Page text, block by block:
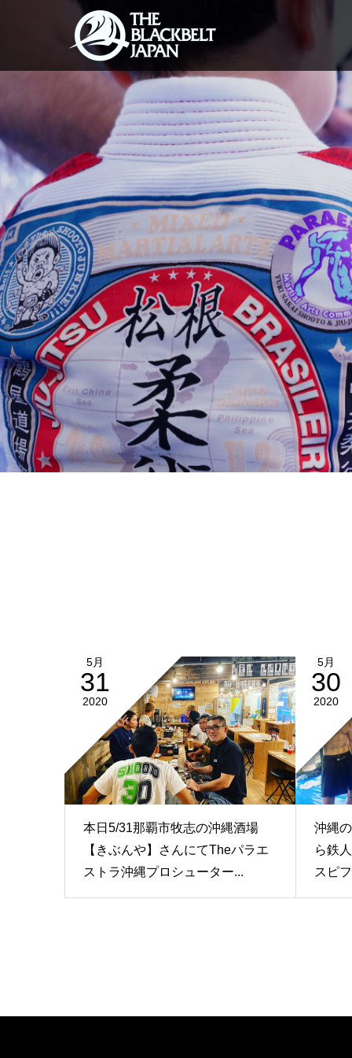
5月
31
2020
本日5/31那覇市牧志の沖縄酒場
【きぶんや】さんにてTheパラエ
ストラ沖縄プロシューター...
5月
30
2020
沖縄
ら鉄
スピ